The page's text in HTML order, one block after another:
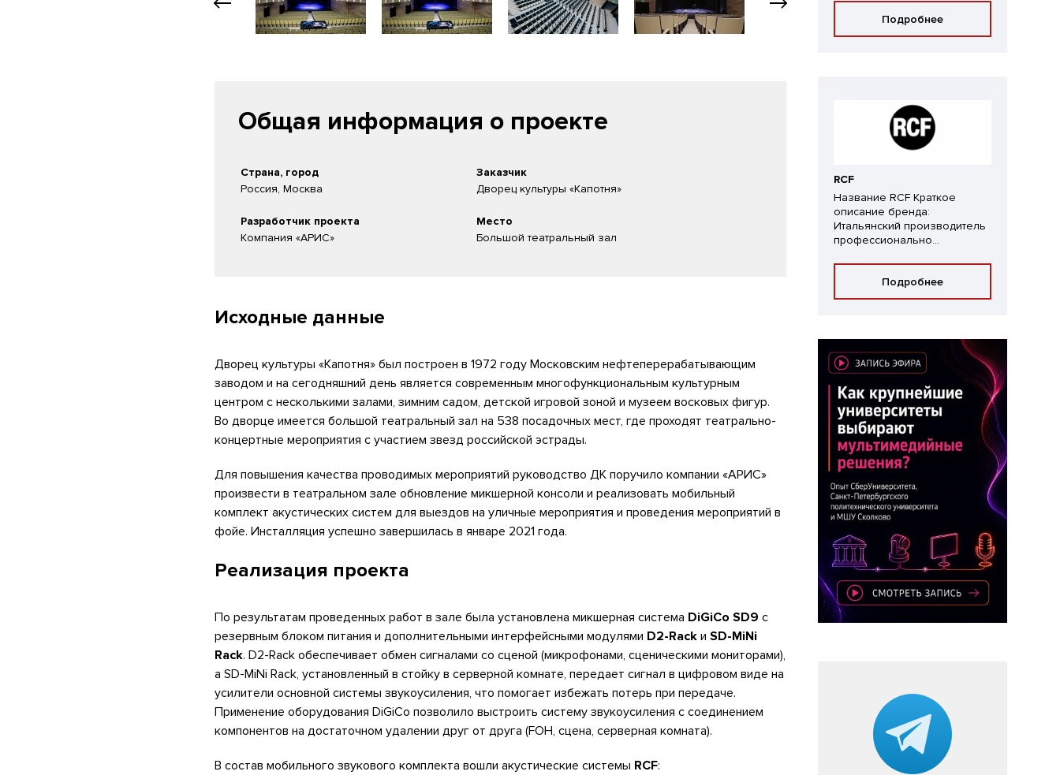
Общая информация о проекте
Страна, город
Россия, Москва
Разработчик проекта
Компания «АРИС»
Заказчик
Дворец культуры «Капотня»
Место
Большой театральный зал
Исходные данные
Дворец культуры «Капотня» был построен в 1972 году Московским нефтеперерабатывающим
заводом и на сегодняшний день является современным многофункциональным культурным
центром с несколькими залами, зимним садом, детской игровой зоной и музеем восковых фигур.
Во дворце имеется большой театральный зал на 538 посадочных мест, где проходят театрально-
концертные мероприятия с участием звезд российской эстрады.
Для повышения качества проводимых мероприятий руководство ДК поручило компании «АРИС»
произвести в театральном зале обновление микшерной консоли и реализовать мобильный
комплект акустических систем для выездов на уличные мероприятия и проведения мероприятий в
фойе. Инсталляция успешно завершилась в январе 2021 года.
Реализация проекта
По результатам проведенных работ в зале была установлена микшерная система DiGiCo SD9 с
резервным блоком питания и дополнительными интерфейсными модулями D2-Rack и SD-MiNi
Rack. D2-Rack обеспечивает обмен сигналами со сценой (микрофонами, сценическими мониторами),
а SD-MiNi Rack, установленный в стойку в серверной комнате, передает сигнал в цифровом виде на
усилители основной системы звукоусиления, что помогает избежать потерь при передаче.
Применение оборудования DiGiCo позволило выстроить систему звукоусиления с соединением
компонентов на достаточном удалении друг от друга (FOH, сцена, серверная комната).
В состав мобильного звукового комплекта вошли акустические системы RCF:
Подробнее
RCF
Название RCF Краткое
описание бренда:
Итальянский производитель
профессионально...
Подробнее